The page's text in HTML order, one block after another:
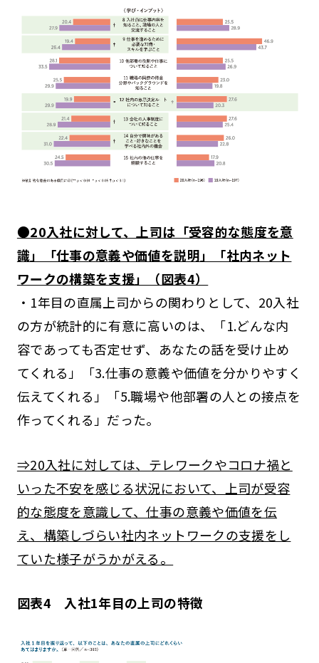
●20入社に対して、上司は「受容的な態度を意
識」「仕事の意義や価値を説明」「社内ネット
ワークの構築を支援」（図表4）
・1年目の直属上司からの関わりとして、20入社
の方が統計的に有意に高いのは、「1.どんな内
容であっても否定せず、あなたの話を受け止め
てくれる」「3.仕事の意義や価値を分かりやすく
伝えてくれる」「5.職場や他部署の人との接点を
作ってくれる」だった。
⇒20入社に対しては、テレワークやコロナ禍と
いった不安を感じる状況において、上司が受容
的な態度を意識して、仕事の意義や価値を伝
え、構築しづらい社内ネットワークの支援をし
ていた様子がうかがえる。
図表4 入社1年目の上司の特徴